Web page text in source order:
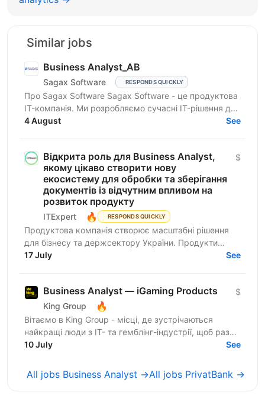
Similar jobs
Business Analyst_АВ
Sagax Software RESPONDS QUICKLY
Про Sagax Software Sagax Software - це продуктова
IT-компанія. Ми розробляємо сучасні IT-рішення для
ринку страхування, які допомагають нашим
4 August See
Відкрита роль для ​​Business Analyst,
якому цікаво створити нову
екосистему для обробки та зберігання
документів із відчутним впливом на
розвиток продукту
ITExpert 🔥 RESPONDS QUICKLY
$
Продуктова компанія створює масштабні рішення
для бізнесу та держсектору України. Продукти
критично важливі для цифрової інфраструктури
17 July See
Business Analyst — iGaming Products
King Group 🔥
$
Вітаємо в King Group - місці, де зустрічаються
найкращі люди з IT- та гемблінг-індустрії, щоб разом
робити дивовижні речі. Ми оперуємо численними
10 July See
All jobs Business Analyst →All jobs PrivatBank →